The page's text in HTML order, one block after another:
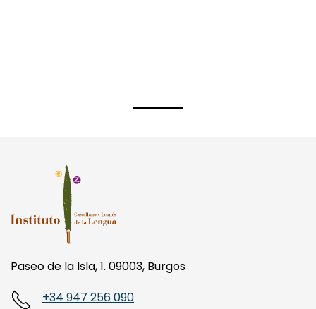
Paseo de la Isla, 1. 09003, Burgos
+34 947 256 090